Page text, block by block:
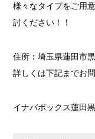
様々なタイプをご用
討ください！！
住所：埼玉県蓮田市
詳しくは下記までお
イナバボックス蓮田